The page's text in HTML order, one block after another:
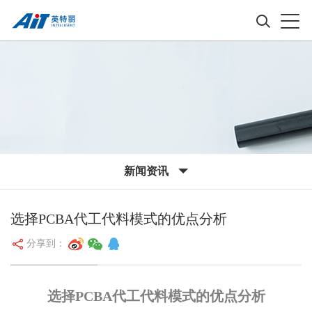
新闻资讯
选择PCBA代工代料模式的优点分析
分享到：
选择PCBA代工代料模式的优点分析